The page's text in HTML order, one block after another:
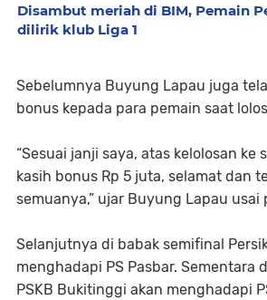
Disambut meriah di BIM, Pemain
dilirik klub Liga 1
Sebelumnya Buyung Lapau juga
bonus kepada para pemain saat
“Sesuai janji saya, atas kelolosan ke
kasih bonus Rp 5 juta, selamat dan
semuanya,” ujar Buyung Lapau
Selanjutnya di babak semifinal
menghadapi PS Pasbar. Sementara
PSKB Bukitinggi akan menghadapi